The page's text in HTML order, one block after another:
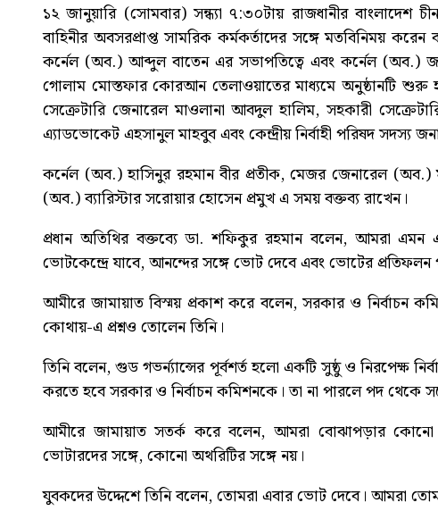
১২ জানুয়ারি (সোমবার) সন্ধ্যা ৭:৩০টায় রাজধানীর বাংলাদেশ
বাহিনীর অবসরপ্রাপ্ত সামরিক কর্মকর্তাদের সঙ্গে মতবিনিময়
কর্নেল (অব.) আব্দুল বাতেন এর সভাপতিত্বে এবং কর্নেল (অব.)
গোলাম মোস্তফার কোরআন তেলাওয়াতের মাধ্যমে অনুষ্ঠানটি শুরু
সেক্রেটারি জেনারেল মাওলানা আবদুল হালিম, সহকারী
এ্যাডভোকেট এহসানুল মাহবুব এবং কেন্দ্রীয় নির্বাহী পরিষদ সদস্য
কর্নেল (অব.) হাসিনুর রহমান বীর প্রতীক, মেজর জেনারেল
(অব.) ব্যারিস্টার সরোয়ার হোসেন প্রমুখ এ সময় বক্তব্য রাখেন।
প্রধান অতিথির বক্তব্যে ডা. শফিকুর রহমান বলেন, আমরা এমন
ভোটকেন্দ্রে যাবে, আনন্দের সঙ্গে ভোট দেবে এবং ভোটের প্রতিফলন
আমীরে জামায়াত বিস্ময় প্রকাশ করে বলেন, সরকার ও নির্বাচন
কোথায়-এ প্রশ্নও তোলেন তিনি।
তিনি বলেন, গুড গভর্ন্যান্সের পূর্বশর্ত হলো একটি সুষ্ঠু ও নিরপেক্ষ
করতে হবে সরকার ও নির্বাচন কমিশনকে। তা না পারলে পদ থেকে
আমীরে জামায়াত সতর্ক করে বলেন, আমরা বোঝাপড়ার কোনো
ভোটারদের সঙ্গে, কোনো অথরিটির সঙ্গে নয়।
যুবকদের উদ্দেশে তিনি বলেন, তোমরা এবার ভোট দেবে। আমরা